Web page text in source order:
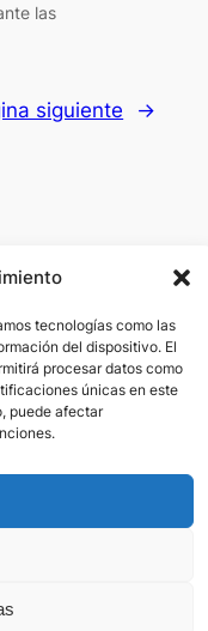
tecnologías como las
del dispositivo. El
procesar datos como
únicas en este
puede afectar
las
siguiente →
Oliva Virgen
Social